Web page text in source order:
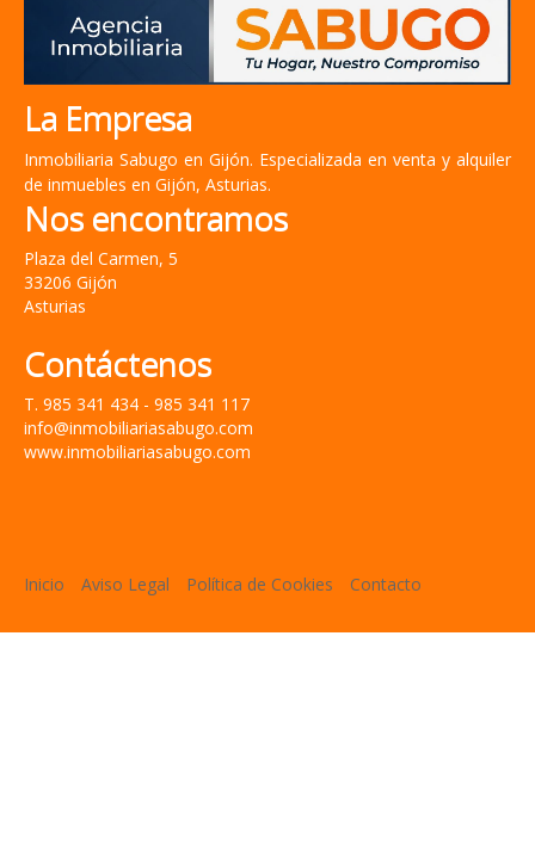
La Empresa
Inmobiliaria Sabugo en Gijón. Especializada en venta y alquiler
de inmuebles en Gijón, Asturias.
Nos encontramos
Plaza del Carmen, 5
33206 Gijón
Asturias
Contáctenos
T. 985 341 434 - 985 341 117
info@inmobiliariasabugo.com
www.inmobiliariasabugo.com
Inicio Aviso Legal Política de Cookies Contacto